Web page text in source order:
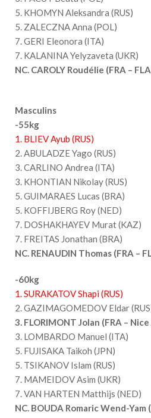
5. KHOMYN Aleksandra (RUS)
5. ZALECZNA Anna (POL)
7. GERI Eleonora (ITA)
7. KALANINA Yelyzaveta (UKR)
NC. CAROLY Roudélie (FRA –
Masculins
-55kg
1. BLIEV Ayub (RUS)
2. ABULADZE Yago (RUS)
3. CARLINO Andrea (ITA)
3. KHONTIAN Nikolay (RUS)
5. GUIMARAES Lucas (BRA)
5. KOFFIJBERG Roy (NED)
7. DOSHAKHAYEV Murat (KAZ)
7. FREITAS Jonathan (BRA)
NC. RENAUDIN Thomas (FRA –
-60kg
1. SURAKATOV Shapi (RUS)
2. GAZIMAGOMEDOV Eldar
3. FLORIMONT Jolan (FRA – Nice
3. LOMBARDO Manuel (ITA)
5. FUJISAKA Taikoh (JPN)
5. TSIKANOV Islam (RUS)
7. MAMEIDOV Asim (UKR)
7. VAN HARTEN Matthijs (NED)
NC. BOUDA Romaric Wend-Yam